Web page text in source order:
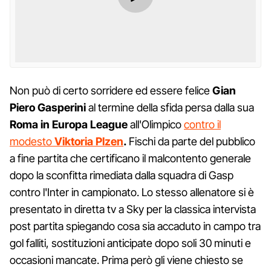
Non può di certo sorridere ed essere feliceGian
Piero Gasperinial termine della sfida persa dalla sua
Roma in Europa Leagueall'Olimpicocontro il
modestoViktoria Plzen. Fischi da parte del pubblico
a fine partita che certificano il malcontento generale
dopo la sconfitta rimediata dalla squadra di Gasp
contro l'Inter in campionato. Lo stesso allenatore si è
presentato in diretta tv a Sky per la classica intervista
post partita spiegando cosa sia accaduto in campo tra
gol falliti, sostituzioni anticipate dopo soli 30 minuti e
occasioni mancate. Prima però gli viene chiesto se